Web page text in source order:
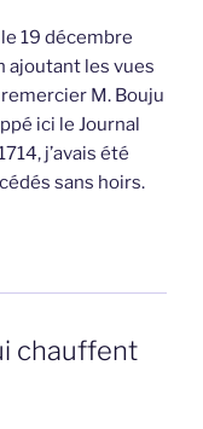
19 décembre
ajoutant les vues
M. Bouju
ici le Journal
j’avais été
sans hoirs.
chauffent